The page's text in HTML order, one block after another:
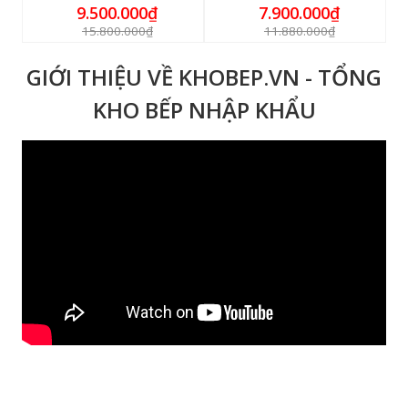
9.500.000₫
15.800.000₫
7.900.000₫
11.880.000₫
GIỚI THIỆU VỀ KHOBEP.VN - TỔNG
KHO BẾP NHẬP KHẨU